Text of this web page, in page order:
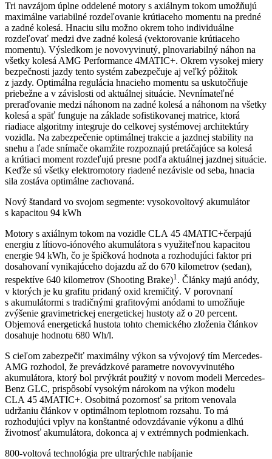
Tri navzájom úplne oddelené motory s axiálnym tokom umožňujú
maximálne variabilné rozdeľovanie krútiaceho momentu na predné
a zadné kolesá. Hnaciu silu možno okrem toho individuálne
rozdeľovať medzi dve zadné kolesá (vektorovanie krútiaceho
momentu). Výsledkom je novovyvinutý, plnovariabilný náhon na
všetky kolesá AMG Performance 4MATIC+. Okrem vysokej miery
bezpečnosti jazdy tento systém zabezpečuje aj veľký pôžitok
z jazdy. Optimálna regulácia hnacieho momentu sa uskutočňuje
priebežne a v závislosti od aktuálnej situácie. Nevnímateľné
preraďovanie medzi náhonom na zadné kolesá a náhonom na všetky
kolesá a späť funguje na základe sofistikovanej matrice, ktorá
riadiace algoritmy integruje do celkovej systémovej architektúry
vozidla. Na zabezpečenie optimálnej trakcie a jazdnej stability na
snehu a ľade snímače okamžite rozpoznajú pretáčajúce sa kolesá
a krútiaci moment rozdeľujú presne podľa aktuálnej jazdnej situácie.
Keďže sú všetky elektromotory riadené nezávisle od seba, hnacia
sila zostáva optimálne zachovaná.
Nový štandard vo svojom segmente: vysokovoltový akumulátor
s kapacitou 94 kWh
Motory s axiálnym tokom na vozidle CLA 45 4MATIC+čerpajú
energiu z lítiovo-iónového akumulátora s využiteľnou kapacitou
energie 94 kWh, čo je špičková hodnota a rozhodujúci faktor pri
dosahovaní vynikajúceho dojazdu až do 670 kilometrov (sedan),
respektíve 640 kilometrov (Shooting Brake)1. Články majú anódy,
v ktorých je ku grafitu pridaný oxid kremičitý. V porovnaní
s akumulátormi s tradičnými grafitovými anódami to umožňuje
zvýšenie gravimetrickej energetickej hustoty až o 20 percent.
Objemová energetická hustota tohto chemického zloženia článkov
dosahuje hodnotu 680 Wh/l.
S cieľom zabezpečiť maximálny výkon sa vývojový tím Mercedes-
AMG rozhodol, že prevádzkové parametre novovyvinutého
akumulátora, ktorý bol prvýkrát použitý v novom modeli Mercedes-
Benz GLC, prispôsobí vysokým nárokom na výkon modelu
CLA 45 4MATIC+. Osobitná pozornosť sa pritom venovala
udržaniu článkov v optimálnom teplotnom rozsahu. To má
rozhodujúci vplyv na konštantné odovzdávanie výkonu a dlhú
životnosť akumulátora, dokonca aj v extrémnych podmienkach.
800-voltová technológia pre ultrarýchle nabíjanie